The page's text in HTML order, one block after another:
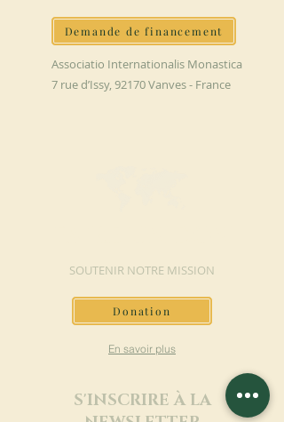
Demande de financement
Associatio Internationalis Monastica
7 rue d’Issy, 92170 Vanves - France
SOUTENIR NOTRE MISSION
Donation
En savoir plus
S'INSCRIRE À LA